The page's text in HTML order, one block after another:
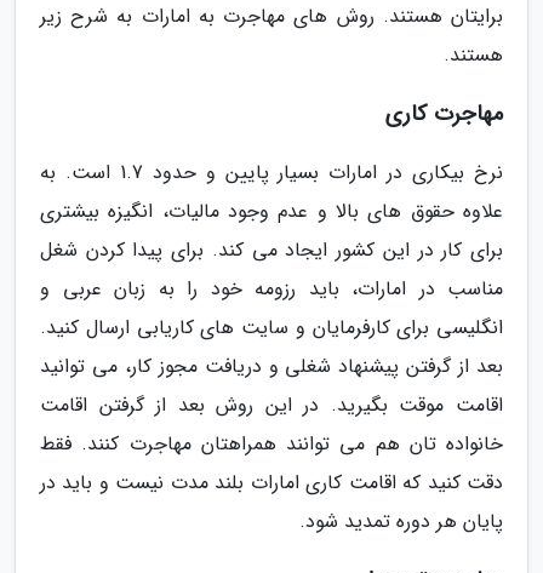
برایتان هستند. روش های مهاجرت به امارات به شرح زیر
هستند.
مهاجرت کاری
نرخ بیکاری در امارات بسیار پایین و حدود 1.7 است. به
علاوه حقوق های بالا و عدم وجود مالیات، انگیزه بیشتری
برای کار در این کشور ایجاد می کند. برای پیدا کردن شغل
مناسب در امارات، باید رزومه خود را به زبان عربی و
انگلیسی برای کارفرمایان و سایت های کاریابی ارسال کنید.
بعد از گرفتن پیشنهاد شغلی و دریافت مجوز کار، می توانید
اقامت موقت بگیرید. در این روش بعد از گرفتن اقامت
خانواده تان هم می توانند همراهتان مهاجرت کنند. فقط
دقت کنید که اقامت کاری امارات بلند مدت نیست و باید در
پایان هر دوره تمدید شود.